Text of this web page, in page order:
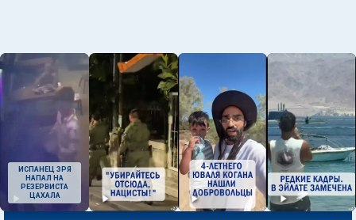
ИСПАНЕЦ ЗРЯ
НАПАЛ НА
РЕЗЕРВИСТА
ЦАХАЛА